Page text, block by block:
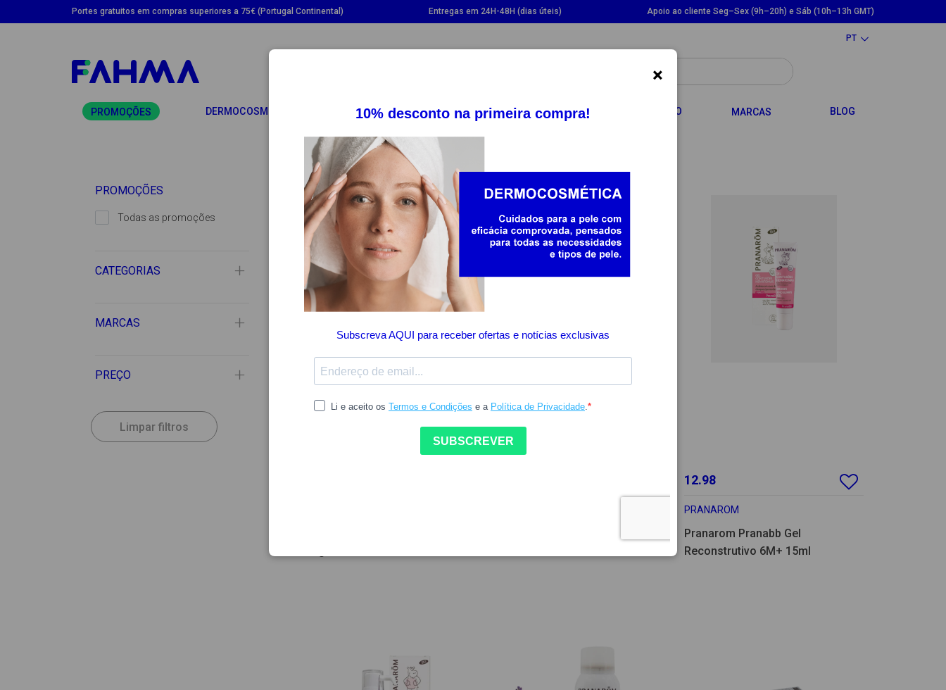
Portes gratuitos em compras superiores a 75€ (Portugal Continental) Entregas em 24H-48H (dias úteis) Apoio ao cliente Seg–Sex (9h–20h) e Sáb (10h–13h GMT)
PT
PROMOÇÕES DERMOCOSMÉTICA TOGGLE DROPDOWN
SUPLEMENTOSTOGGLE DROPDOWN
SAÚDETOGGLE DROPDOWN
BEBÉ E MAMÃ TOGGLE DROPDOWN
CABELOTOGGLE DROPDOWN
MARCAS BLOG
PROMOÇÕES
Todas as promoções
CATEGORIAS
MARCAS
PREÇO
Limpar filtros
Canabicreme Creme 100ml
12.98
PRANAROM
Pranarom Pranabb Gel
Reconstrutivo 6M+ 15ml
×